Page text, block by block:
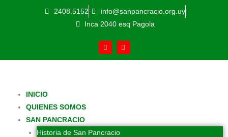
2408.5152
info@sanpancracio.org.uy
Inca 2040 esq Pagola
F
a
c
Y
o
u
INICIO
QUIENES SOMOS
SAN PANCRACIO
Historia de San Pancracio